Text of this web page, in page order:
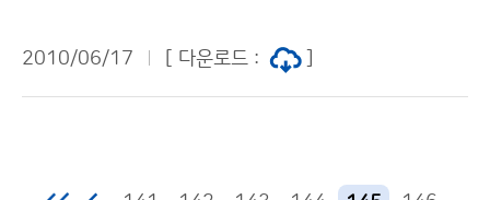
태평양 고기압의 확장여부에 따라 변동될 가능성 있으니,
전지구 육지 +1.22℃ 1위 2007 (+1.13℃) 해양 +0.5
5℃ 2위 1998 (+0.56℃) 육지+해양 +0.73℃ 1위 200
0.86℃ 1위 2005 (+0.76℃) 남반구 육지 +0.88℃ 3위
2010/06/17 [ 다운로드 :